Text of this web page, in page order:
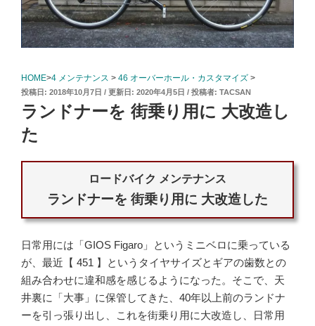
HOME>4 メンテナンス > 46 オーバーホール・カスタマイズ >
投
稿
日:
2018年10月7日 2020年4月5日 投稿者: TACSAN
ランドナーを 街乗り用に 大改造し
た
ロードバイク メンテナンス
ランドナーを 街乗り用に 大改造した
日常用には「GIOS Figaro」というミニベロに乗っている
が、最近【 451 】というタイヤサイズとギアの歯数との
組み合わせに違和感を感じるようになった。そこで、天
井裏に「大事」に保管してきた、40年以上前のランドナ
ーを引っ張り出し、これを街乗り用に大改造し、日常用